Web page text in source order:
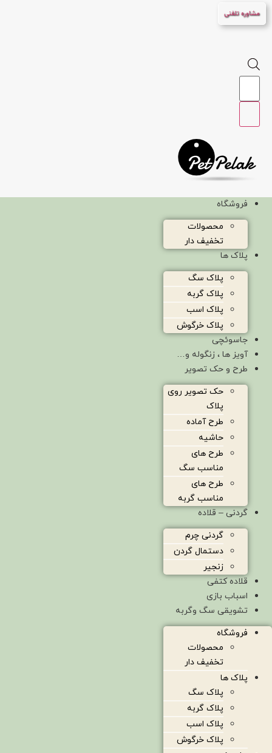
پرش
به
مشاوره تلفنی
Products
فروشگاه
محصولات
تخفیف دار
پلاک ها
پلاک سگ
پلاک گربه
پلاک اسب
پلاک خرگوش
جاسوئچی
آویز ها ، زنگوله و…
طرح و حک تصویر
حک تصویر روی
پلاک
طرح آماده
حاشیه
طرح های
مناسب سگ
طرح های
مناسب گربه
گردنی – قلاده
گردنی چرم
دستمال گردن
زنجیر
قلاده کتفی
اسباب بازی
تشویقی سگ وگربه
فروشگاه
محصولات
تخفیف دار
پلاک ها
پلاک سگ
پلاک گربه
پلاک اسب
پلاک خرگوش